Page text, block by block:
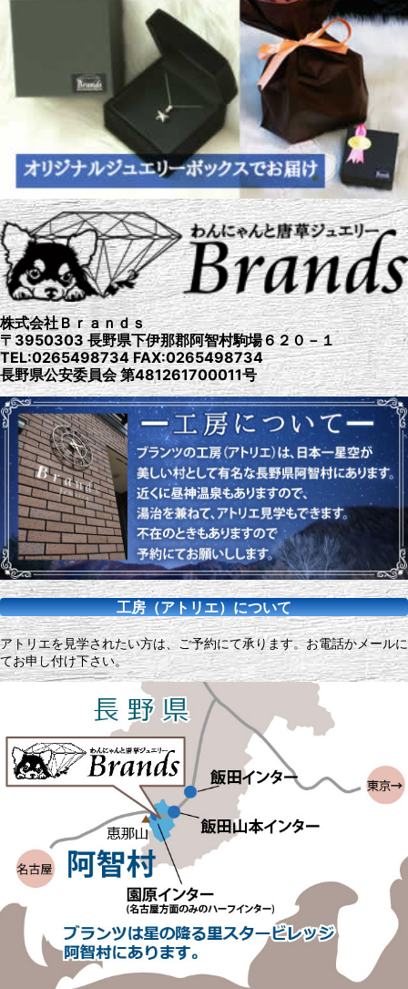
株式会社Ｂｒａｎｄｓ
〒3950303 長野県下伊那郡阿智村駒場６２０－１
TEL:0265498734 FAX:0265498734
長野県公安委員会 第481261700011号
工房（アトリエ）について
アトリエを見学されたい方は、ご予約にて承ります。お電話かメールに
てお申し付け下さい。